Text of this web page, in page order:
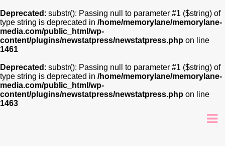
Deprecated : substr(): Passing null to parameter #1 ($string) of
type string is deprecated in /home/memorylane/memorylane-
media.com/public_html/wp-
content/plugins/newstatpress/newstatpress.php on line
1461
Deprecated : substr(): Passing null to parameter #1 ($string) of
type string is deprecated in /home/memorylane/memorylane-
media.com/public_html/wp-
content/plugins/newstatpress/newstatpress.php on line
1463